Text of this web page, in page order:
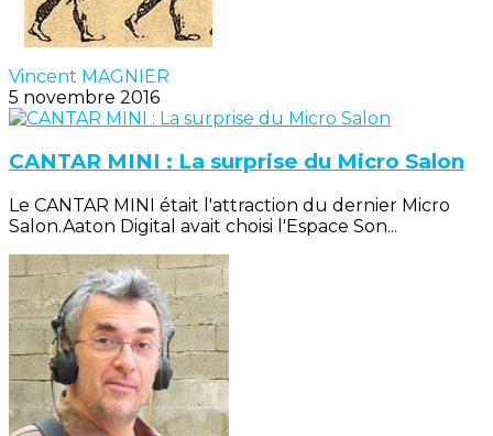
Vincent MAGNIER
5 novembre 2016
CANTAR MINI : La surprise du Micro Salon
Le CANTAR MINI était l'attraction du dernier Micro
Salon.Aaton Digital avait choisi l'Espace Son...